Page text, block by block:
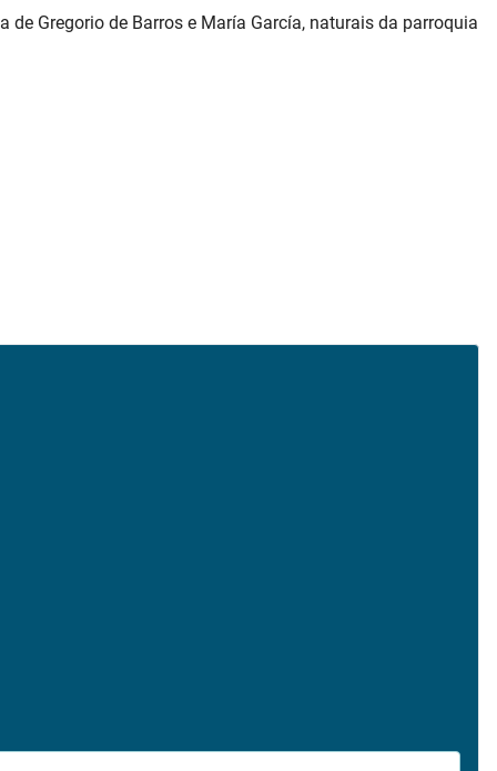
Gregorio de Barros e María García, naturais da parroquia